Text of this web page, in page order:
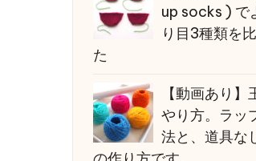
up socks ) で
り目3種類を
た
【動画あり
やり方。ラッ
法と、道具な